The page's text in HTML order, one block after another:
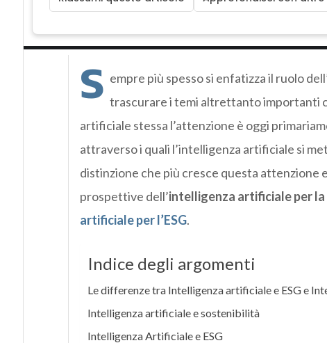
S empre più spesso si enfatizza il ruolo
trascurare i temi altrettanto importanti
artificiale stessa l’attenzione è oggi
attraverso i quali l’intelligenza artificiale si
distinzione che più cresce questa attenzione
prospettive dell’intelligenza artificiale per
artificiale per l’ESG.
Indice degli argomenti
Le differenze tra Intelligenza artificiale e ESG e
Intelligenza artificiale e sostenibilità
Intelligenza Artificiale e ESG